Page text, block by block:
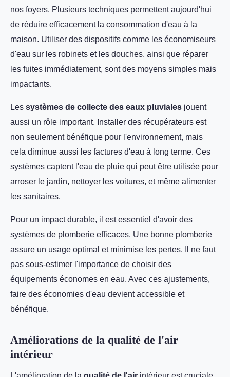
nos foyers. Plusieurs techniques permettent aujourd'hui
de réduire efficacement la consommation d'eau à la
maison. Utiliser des dispositifs comme les économiseurs
d'eau sur les robinets et les douches, ainsi que réparer
les fuites immédiatement, sont des moyens simples mais
impactants.
Les systèmes de collecte des eaux pluviales jouent
aussi un rôle important. Installer des récupérateurs est
non seulement bénéfique pour l'environnement, mais
cela diminue aussi les factures d'eau à long terme. Ces
systèmes captent l'eau de pluie qui peut être utilisée pour
arroser le jardin, nettoyer les voitures, et même alimenter
les sanitaires.
Pour un impact durable, il est essentiel d'avoir des
systèmes de plomberie efficaces. Une bonne plomberie
assure un usage optimal et minimise les pertes. Il ne faut
pas sous-estimer l'importance de choisir des
équipements économes en eau. Avec ces ajustements,
faire des économies d'eau devient accessible et
bénéfique.
Améliorations de la qualité de l'air
intérieur